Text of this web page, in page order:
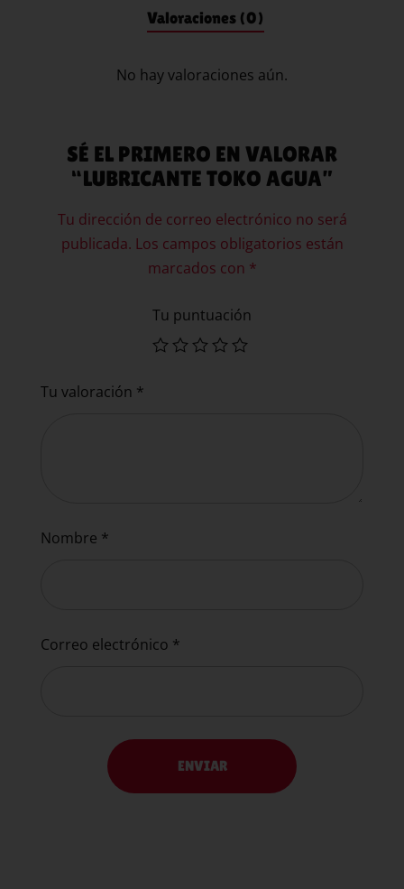
Valoraciones (0)
No hay valoraciones aún.
SÉ EL PRIMERO EN VALORAR
“LUBRICANTE TOKO AGUA”
Tu dirección de correo electrónico no será
publicada. Los campos obligatorios están
marcados con *
Tu puntuación
Tu valoración *
Nombre *
Correo electrónico *